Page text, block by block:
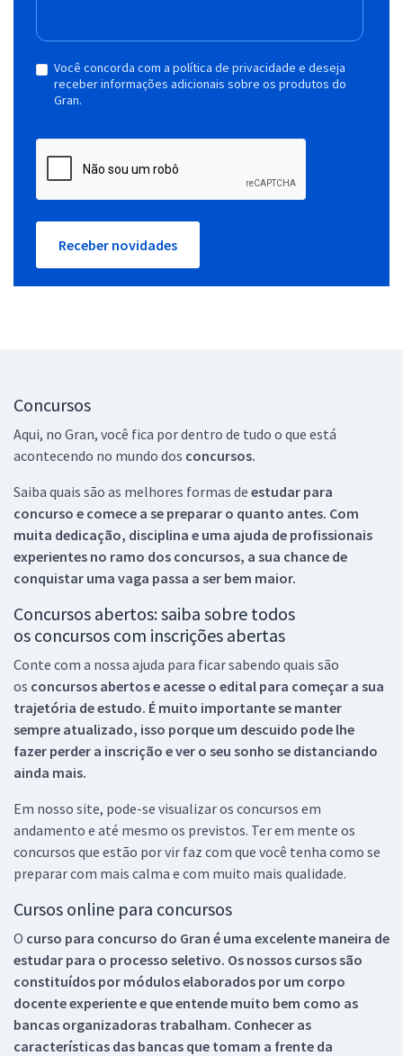
Você concorda com a política de privacidade e deseja
receber informações adicionais sobre os produtos do
Gran.
Receber novidades
Concursos
Aqui, no Gran, você fica por dentro de tudo o que está
acontecendo no mundo dos concursos.
Saiba quais são as melhores formas de estudar para
concurso e comece a se preparar o quanto antes. Com
muita dedicação, disciplina e uma ajuda de profissionais
experientes no ramo dos concursos, a sua chance de
conquistar uma vaga passa a ser bem maior.
Concursos abertos: saiba sobre todos
os concursos com inscrições abertas
Conte com a nossa ajuda para ficar sabendo quais são
os concursos abertos e acesse o edital para começar a sua
trajetória de estudo. É muito importante se manter
sempre atualizado, isso porque um descuido pode lhe
fazer perder a inscrição e ver o seu sonho se distanciando
ainda mais.
Em nosso site, pode-se visualizar os concursos em
andamento e até mesmo os previstos. Ter em mente os
concursos que estão por vir faz com que você tenha como se
preparar com mais calma e com muito mais qualidade.
Cursos online para concursos
O curso para concurso do Gran é uma excelente maneira de
estudar para o processo seletivo. Os nossos cursos são
constituídos por módulos elaborados por um corpo
docente experiente e que entende muito bem como as
bancas organizadoras trabalham. Conhecer as
características das bancas que tomam a frente da